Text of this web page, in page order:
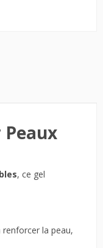
, ce gel
la peau,